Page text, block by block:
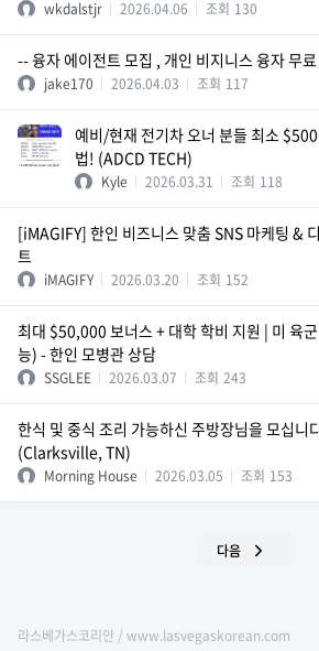
wkdalstjr 2026.04.06 조회 130
-- 융자 에이전트 모집 , 개인 비지니스 융자 무
jake170 2026.04.03 조회 117
예비/현재 전기차 오너 분들 최소
법! (ADCD TECH)
Kyle 2026.03.31 조회 118
[iMAGIFY] 한인 비즈니스 맞춤 SNS 마케팅 &
트
iMAGIFY 2026.03.20 조회 152
최대 $50,000 보너스 + 대학 학비 지원 | 미 육
능) - 한인 모병관 상담
SSGLEE 2026.03.07 조회 243
한식 및 중식 조리 가능하신 주방장님을 모십니
(Clarksville, TN)
Morning House 2026.03.05 조회 153
다음
라스베가스코리안 / www.lasvegaskorean.com